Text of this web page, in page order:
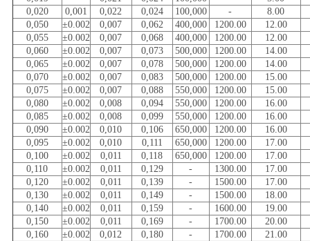
0,020
0,001 0,022 0,024 100,000 -
8.00
0,050
±0.002 0,007 0,062 400,000 1200.00
12.00
0,055
±0.002 0,007 0,068 400,000 1200.00
12.00
0,060
±0.002 0,007 0,073 500,000 1200.00
14.00
0,065
±0.002 0,007 0,078 500,000 1200.00
14.00
0,070
±0.002 0,007 0,083 500,000 1200.00
15.00
0,075
±0.002 0,007 0,088 550,000 1200.00
15.00
0,080
±0.002 0,008 0,094 550,000 1200.00
16.00
0,085
±0.002 0,008 0,099 550,000 1200.00
16.00
0,090
±0.002 0,010 0,106 650,000 1200.00
16.00
0,095
±0.002 0,010 0,111 650,000 1200.00
17.00
0,100
±0.002 0,011 0,118 650,000 1200.00
17.00
0,110
±0.002 0,011 0,129 - 1300.00
17.00
0,120
±0.002 0,011 0,139 - 1500.00
17.00
0,130
±0.002 0,011 0,149 - 1500.00
18.00
0,140
±0.002 0,011 0,159 - 1600.00
19.00
0,150
±0.002 0,011 0,169 - 1700.00
20.00
0,160
±0.002 0,012 0,180 - 1700.00
21.00